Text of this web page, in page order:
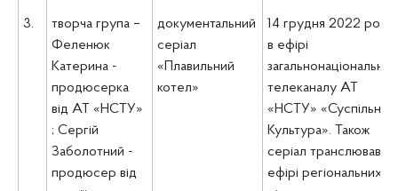
3.
творча група –
Феленюк
Катерина -
продюсерка
від АТ «НСТУ»
; Сергій
Заболотний -
продюсер від
документальний
серіал
«Плавильний
котел»
14 грудня 2022 року
в ефірі
телеканалу АТ
«НСТУ» «Суспільне
Культура». Також
серіал транслювався
ефірі регіональних і